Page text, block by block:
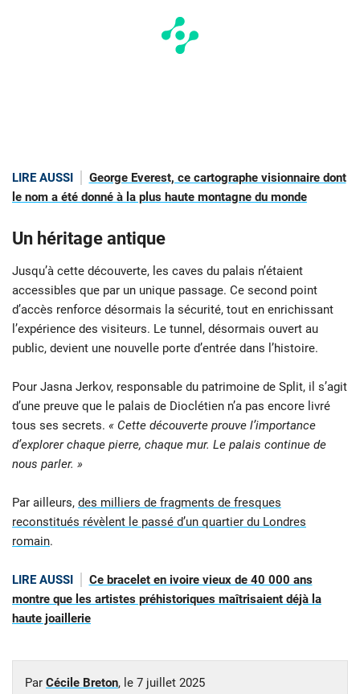
LIRE AUSSI
George Everest, ce cartographe visionnaire dont
le nom a été donné à la plus haute montagne du monde
Un héritage antique
Jusqu’à cette découverte, les caves du palais n’étaient
accessibles que par un unique passage. Ce second point
d’accès renforce désormais la sécurité, tout en enrichissant
l’expérience des visiteurs. Le tunnel, désormais ouvert au
public, devient une nouvelle porte d’entrée dans l’histoire.
Pour Jasna Jerkov, responsable du patrimoine de Split, il s’agit
d’une preuve que le palais de Dioclétien n’a pas encore livré
tous ses secrets. « Cette découverte prouve l’importance
d’explorer chaque pierre, chaque mur. Le palais continue de
nous parler. »
Par ailleurs, des milliers de fragments de fresques
reconstitués révèlent le passé d’un quartier du Londres
romain.
LIRE AUSSI
Ce bracelet en ivoire vieux de 40 000 ans
montre que les artistes préhistoriques maîtrisaient déjà la
haute joaillerie
Par Cécile Breton, le 7 juillet 2025